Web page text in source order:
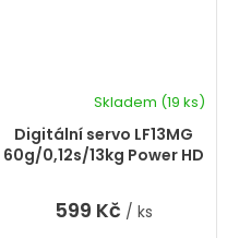
Digitální servo LF13MG
60g/0,12s/13kg Power HD
Skladem (19 ks)
599 Kč / ks